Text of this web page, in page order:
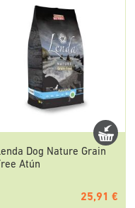
Dog Nature Grain
Atún
25,91 €